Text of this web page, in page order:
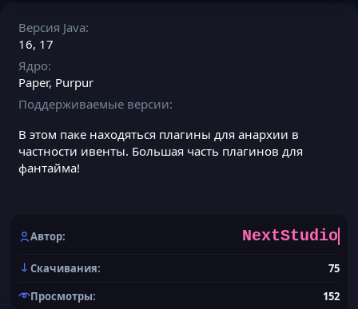
Версия Java
16 17
Ядро
Paper Purpur
Поддерживаемые версии
В этом паке находяться плагины для анархии в
частности ивенты. Большая часть плагинов для
фантайма!
Автор NextStudio
Скачивания
75
Просмотры
152